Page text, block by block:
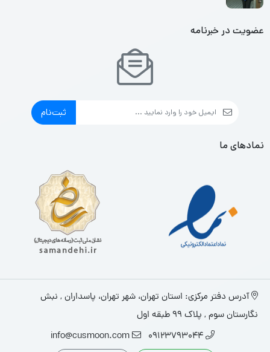
عضویت در خبرنامه
ثبت‌نام
نمادهای ما
آدرس دفتر مرکزی: استان تهران، شهر تهران، پاسداران , نبش
نگارستان سوم , پلاک ۹۹ طبقه اول
09123793044
info@cusmoon.com